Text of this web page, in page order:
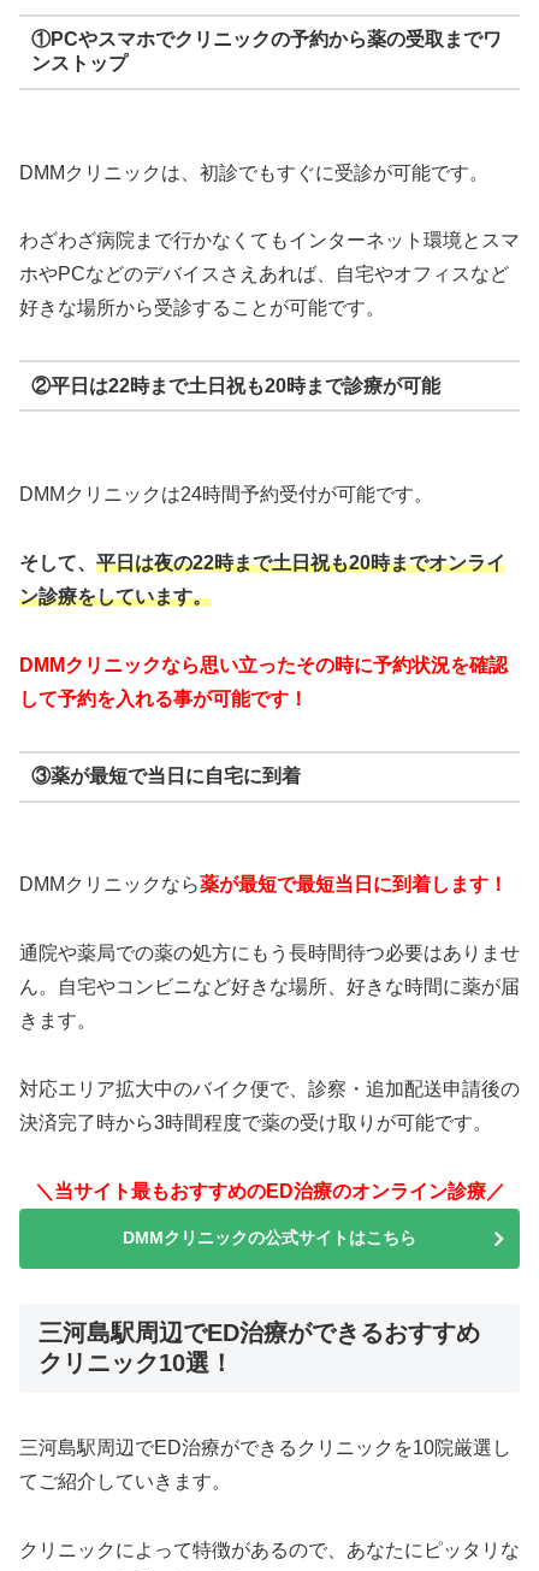
①PCやスマホでクリニックの予約から薬の受取までワ
ンストップ
DMMクリニックは、初診でもすぐに受診が可能です。
わざわざ病院まで行かなくてもインターネット環境とスマ
ホやPCなどのデバイスさえあれば、自宅やオフィスなど
好きな場所から受診することが可能です。
②平日は22時まで土日祝も20時まで診療が可能
DMMクリニックは24時間予約受付が可能です。
そして、 平日は夜の22時まで土日祝も20時までオンライ
ン診療をしています。
DMMクリニックなら思い立ったその時に予約状況を確認
して予約を入れる事が可能です！
③薬が最短で当日に自宅に到着
DMMクリニックなら薬が最短で最短当日に到着します！
通院や薬局での薬の処方にもう長時間待つ必要はありませ
ん。自宅やコンビニなど好きな場所、好きな時間に薬が届
きます。
対応エリア拡大中のバイク便で、診察・追加配送申請後の
決済完了時から3時間程度で薬の受け取りが可能です。
＼当サイト最もおすすめのED治療のオンライン診療／
DMMクリニックの公式サイトはこちら
三河島駅周辺でED治療ができるおすすめ
クリニック10選！
三河島駅周辺でED治療ができるクリニックを10院厳選し
てご紹介していきます。
クリニックによって特徴があるので、あなたにピッタリな